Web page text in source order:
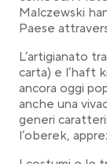
Malczewski
Paese
L’artigianato
carta) e l’haft
ancora oggi
anche una
generi
l’oberek,